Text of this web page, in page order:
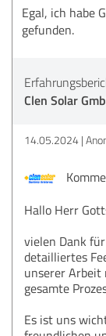
Egal, ich habe
gefunden.
Clen Solar
14.05.2024
Hallo Herr
vielen Dank
detailliertes
unserer Arbeit
gesamte
Es ist uns